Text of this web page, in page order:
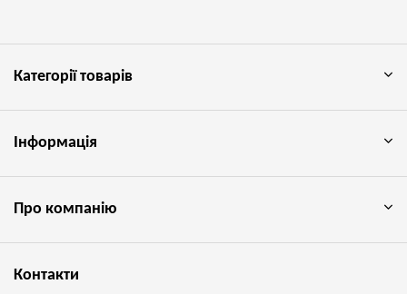
Категорії товарів
Інформація
Про компанію
Контакти